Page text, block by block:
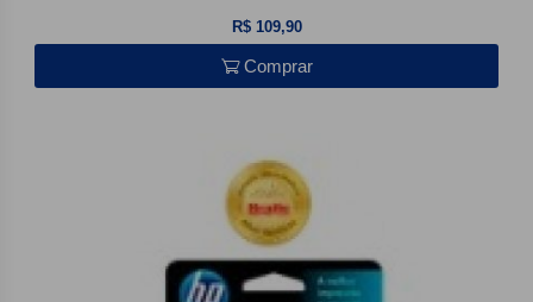
R$ 109,90
Comprar